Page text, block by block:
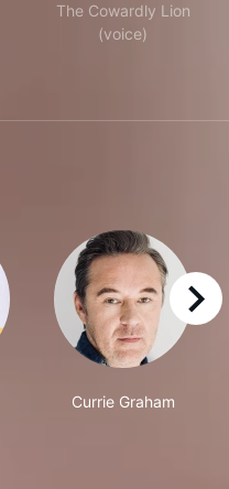
The Cowardly Lion
(voice)
Currie Graham
right